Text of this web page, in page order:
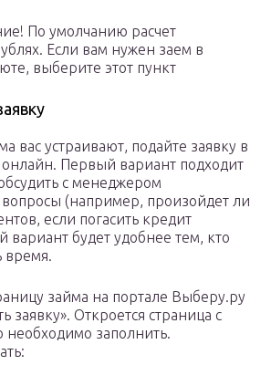
По умолчанию расчет
Если вам нужен заем в
выберите этот пункт
вас устраивают, подайте заявку в
Первый вариант подходит
с менеджером
(например, произойдет ли
если погасить кредит
вариант будет удобнее тем, кто
время.
займа на портале Выберу.ру
заявку». Откроется страница с
необходимо заполнить.